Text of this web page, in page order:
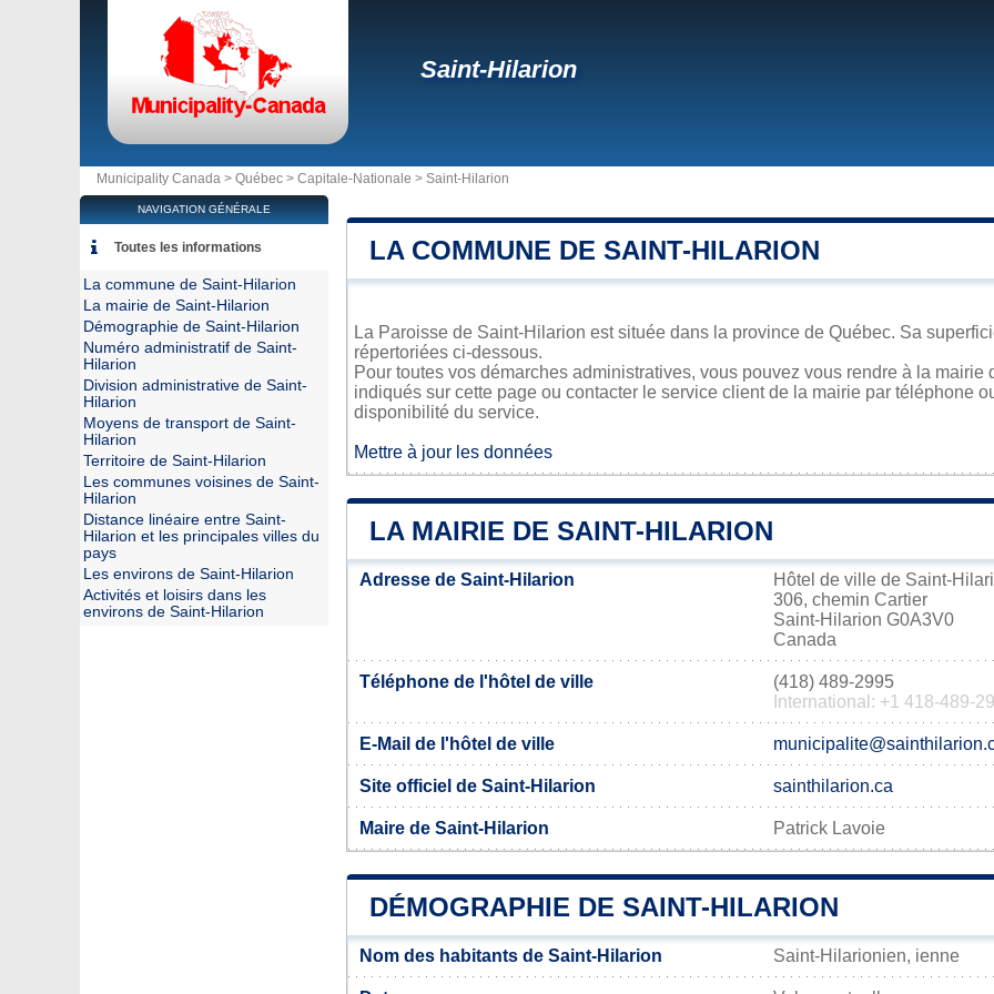
Saint-Hilarion
Municipality Canada > Québec > Capitale-Nationale > Saint-Hilarion
LA COMMUNE DE SAINT-HILARION
La Paroisse de Saint-Hilarion est située dans la province de Québec. Sa
répertoriées ci-dessous.
Pour toutes vos démarches administratives, vous pouvez vous rendre à la
indiqués sur cette page ou contacter le service client de la mairie par téléphone
disponibilité du service.
Mettre à jour les données
LA MAIRIE DE SAINT-HILARION
Adresse de Saint-Hilarion
Hôtel de ville de Saint-
306, chemin Cartier
Saint-Hilarion G0A3V0
Canada
Téléphone de l'hôtel de ville
(418) 489-2995
International: +1 418-489-
E-Mail de l'hôtel de ville
Site officiel de Saint-Hilarion sainthilarion.ca
Maire de Saint-Hilarion Patrick Lavoie
DÉMOGRAPHIE DE SAINT-HILARION
Nom des habitants de Saint-Hilarion Saint-Hilarionien, ienne
NAVIGATION GÉNÉRALE
Toutes les informations
La commune de Saint-Hilarion
La mairie de Saint-Hilarion
Démographie de Saint-Hilarion
Numéro administratif de Saint-
Hilarion
Division administrative de Saint-
Hilarion
Moyens de transport de Saint-
Hilarion
Territoire de Saint-Hilarion
Les communes voisines de Saint-
Hilarion
Distance linéaire entre Saint-
Hilarion et les principales villes du
pays
Les environs de Saint-Hilarion
Activités et loisirs dans les
environs de Saint-Hilarion